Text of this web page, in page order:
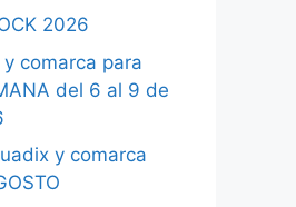
2026
comarca para
del 6 al 9 de
y comarca